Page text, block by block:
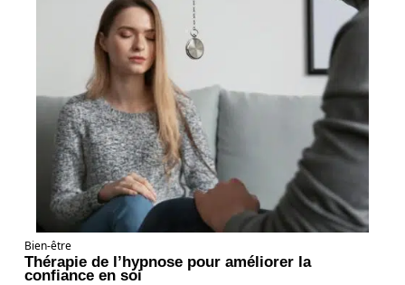
Bien-être
Thérapie de l’hypnose pour améliorer la
confiance en soi